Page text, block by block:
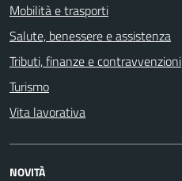
Mobilità e trasporti
Salute, benessere e assistenza
Tributi, finanze e contravvenzioni
Turismo
Vita lavorativa
NOVITÀ